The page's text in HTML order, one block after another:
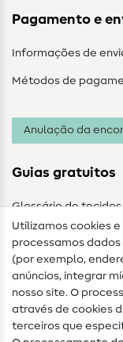
Pagamento e
Informações de
Métodos de
Anulação da
Guias gratuitos
Glossário de tecidos
Guias de costura
Ajuda e
Contacto
Utilizamos cookies
processamos
(por exemplo,
anúncios, integrar
nosso site. O
através de cookies
terceiros que